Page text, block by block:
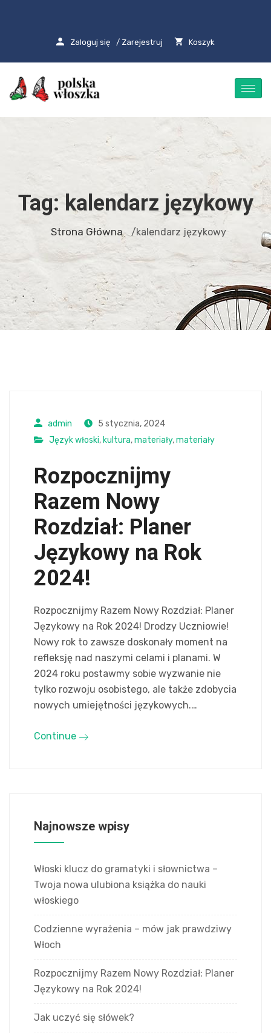
Zaloguj się / Zarejestruj Koszyk
Tag: kalendarz językowy
Strona Główna /kalendarz językowy
admin
5 stycznia, 2024
Język włoski, kultura,materiały,materiały
Rozpocznijmy
Razem Nowy
Rozdział: Planer
Językowy na Rok
2024!
Rozpocznijmy Razem Nowy Rozdział: Planer
Językowy na Rok 2024! Drodzy Uczniowie!
Nowy rok to zawsze doskonały moment na
refleksję nad naszymi celami i planami. W
2024 roku postawmy sobie wyzwanie nie
tylko rozwoju osobistego, ale także zdobycia
nowych umiejętności językowych.…
Continue
Najnowsze wpisy
Włoski klucz do gramatyki i słownictwa –
Twoja nowa ulubiona książka do nauki
włoskiego
Codzienne wyrażenia – mów jak prawdziwy
Włoch
Rozpocznijmy Razem Nowy Rozdział: Planer
Językowy na Rok 2024!
Jak uczyć się słówek?